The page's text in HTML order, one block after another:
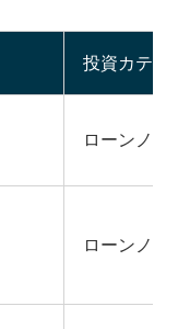
投資カテゴ
ローンノー
ローンノー